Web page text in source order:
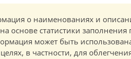
о наименованиях и
основе статистики заполнения
может быть
в частности, для